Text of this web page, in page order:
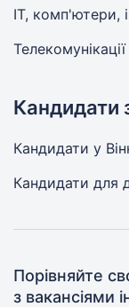
IT, комп'ютери,
Кандидати
Кандидати у
Кандидати для
Порівняйте
з вакансіями